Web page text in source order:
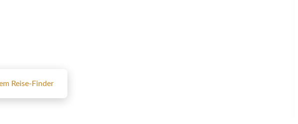
Reise-Finder